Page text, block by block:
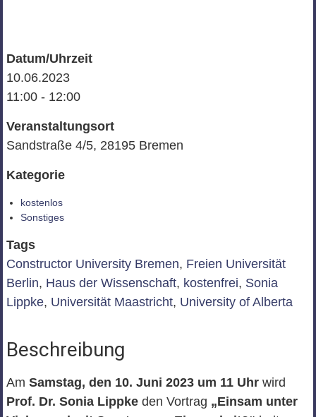
Datum/Uhrzeit
10.06.2023
11:00 - 12:00
Veranstaltungsort
Sandstraße 4/5, 28195 Bremen
Kategorie
kostenlos
Sonstiges
Tags
Constructor University Bremen, Freien Universität
Berlin, Haus der Wissenschaft, kostenfrei, Sonia
Lippke, Universität Maastricht, University of Alberta
Beschreibung
Am Samstag, den 10. Juni 2023 um 11 Uhrwird
Prof. Dr. Sonia Lippkeden Vortrag „Einsam unter